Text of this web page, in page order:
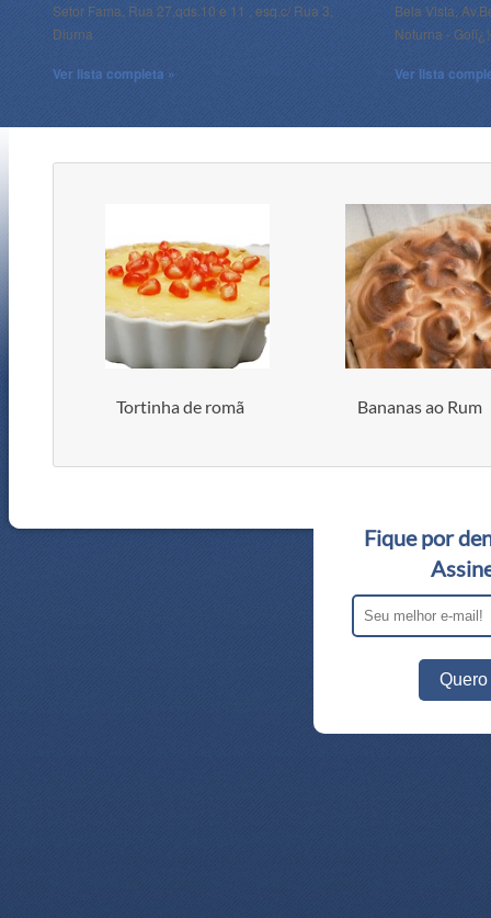
Setor Fama, Rua 27,qds.10 e 11 , esq.c/ Rua 3,
Diurna
Ver lista completa »
Bela Vista,
Noturna -
Ver lista
Tortinha de romã Bananas ao Rum
Fique por